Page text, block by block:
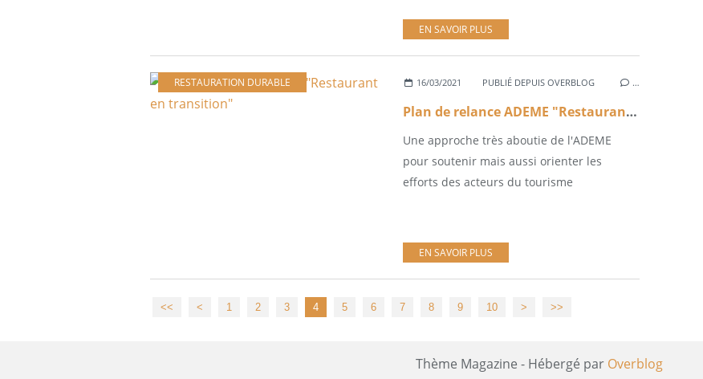
EN SAVOIR PLUS
RESTAURATION DURABLE 16/03/2021 PUBLIÉ DEPUIS OVERBLOG …
Plan de relance ADEME "Restaurant en transition"
Une approche très aboutie de l'ADEME
pour soutenir mais aussi orienter les
efforts des acteurs du tourisme
EN SAVOIR PLUS
<< < 1 2 3 4 5 6 7 8 9 10 20
30
> >>
Thème Magazine - Hébergé par Overblog